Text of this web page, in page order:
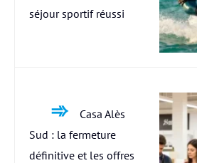
séjour sportif réussi
Casa Alès
Sud : la fermeture
définitive et les offres